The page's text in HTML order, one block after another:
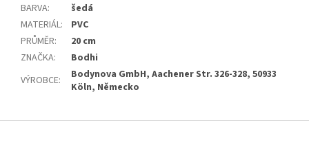
BARVA:
šedá
MATERIÁL:
PVC
PRŮMĚR:
20 cm
ZNAČKA:
Bodhi
VÝROBCE:
Bodynova GmbH, Aachener Str. 326-328, 50933
Köln, Německo